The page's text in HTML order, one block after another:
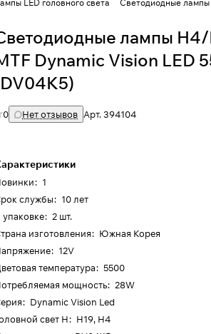
LED головного света Светодиодные лампы
лампы
Dynamic Vision LED
0 Нет отзывов Арт.394104
: 1
службы: 10 лет
упаковке: 2 шт.
изготовления: Южная Корея
: 12V
температура: 5500
мощность: 28W
: Dynamic Vision Led
свет H: H19, H4